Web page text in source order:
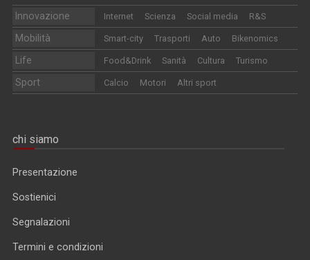
Innovazione Internet Scienza Social media R&S
Mobilità Smart-city Trasporti Auto Bikenomics
Life Food&Drink Sanità Cultura Turismo
Sport Calcio Motori Altri sport
chi siamo
Presentazione
Sostienici
Segnalazioni
Termini e condizioni